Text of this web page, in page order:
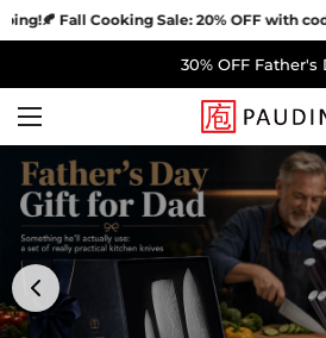
🍂 Fall Cooking Sale: 20% OFF with
30% OFF Father's